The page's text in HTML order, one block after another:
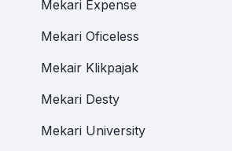
Mekari Expense
Mekari Oficeless
Mekair Klikpajak
Mekari Desty
Mekari University